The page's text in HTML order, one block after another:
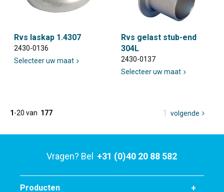
Rvs laskap 1.4307
2430-0136
Selecteer uw maat
Rvs gelast stub-end
304L
2430-0137
Selecteer uw maat
1-20 van 177
U
pagina
1 volgende pagina
Vragen? Bel +31 (0)40 20 88 582
Producten